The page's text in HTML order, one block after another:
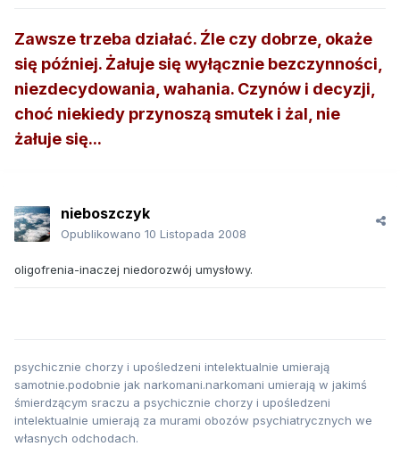
Zawsze trzeba działać. Źle czy dobrze, okaże
się później. Żałuje się wyłącznie bezczynności,
niezdecydowania, wahania. Czynów i decyzji,
choć niekiedy przynoszą smutek i żal, nie
żałuje się...
nieboszczyk
Opublikowano 10 Listopada 2008
oligofrenia-inaczej niedorozwój umysłowy.
psychicznie chorzy i upośledzeni intelektualnie umierają
samotnie.podobnie jak narkomani.narkomani umierają w jakimś
śmierdzącym sraczu a psychicznie chorzy i upośledzeni
intelektualnie umierają za murami obozów psychiatrycznych we
własnych odchodach.